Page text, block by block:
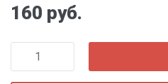
160 руб.